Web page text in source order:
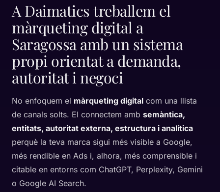
A Daimatics treballem el
màrqueting digital a
Saragossa amb un sistema
propi orientat a demanda,
autoritat i negoci
No enfoquem el màrqueting digital com una llista
de canals solts. El connectem amb semàntica,
entitats, autoritat externa, estructura i analítica
perquè la teva marca sigui més visible a Google,
més rendible en Ads i, alhora, més comprensible i
citable en entorns com ChatGPT, Perplexity, Gemini
o Google AI Search.